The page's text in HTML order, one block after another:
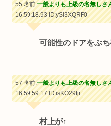
55 名前:一般よりも上級の名無しさ
16:59:18.93ID:ySi3XQRF0
可能性のドアをぶ
57 名前:一般よりも上級の名無しさ
16:59:59.17ID:isKO29tjr
村上が↑